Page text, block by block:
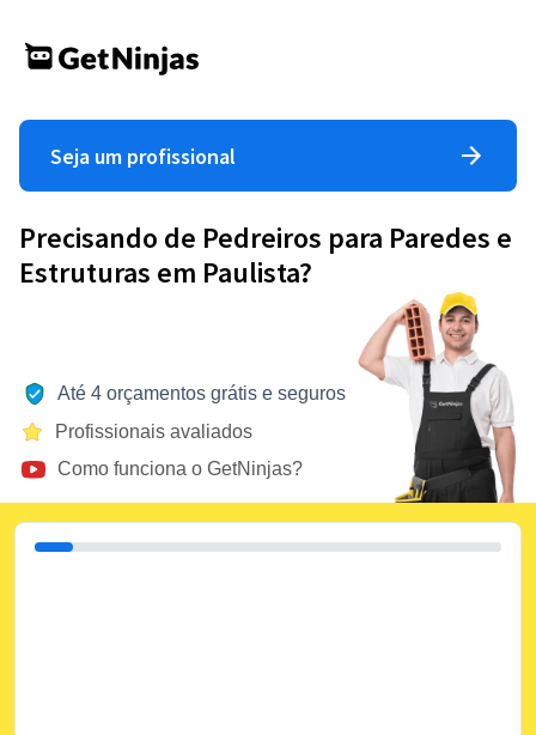
Seja um profissional
Precisando de Pedreiros para Paredes e
Estruturas em Paulista?
Até 4 orçamentos grátis e seguros
Profissionais avaliados
Como funciona o GetNinjas?